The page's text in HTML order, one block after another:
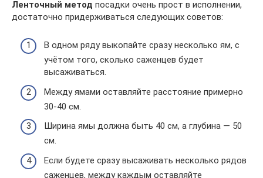
Ленточный метод посадки очень прост в исполнении,
достаточно придерживаться следующих советов:
В одном ряду выкопайте сразу несколько ям, с
учётом того, сколько саженцев будет
высаживаться.
Между ямами оставляйте расстояние примерно
30-40 см.
Ширина ямы должна быть 40 см, а глубина — 50
см.
Если будете сразу высаживать несколько рядов
саженцев, между каждым оставляйте